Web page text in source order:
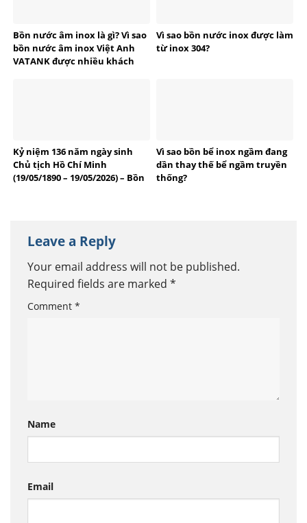
Bồn nước âm inox là gì? Vì sao
bồn nước âm inox Việt Anh
VATANK được nhiều khách
Vì sao bồn nước inox được làm
từ inox 304?
Kỷ niệm 136 năm ngày sinh
Chủ tịch Hồ Chí Minh
(19/05/1890 – 19/05/2026) – Bồn
Vì sao bồn bể inox ngầm đang
dần thay thế bể ngầm truyền
thống?
Leave a Reply
Your email address will not be published.
Required fields are marked *
Comment *
Name
Email